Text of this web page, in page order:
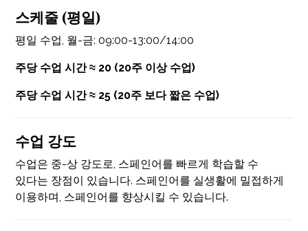
스케줄 (평일)
평일 수업, 월-금: 09:00-13:00/14:00
주당 수업 시간 ≈ 20 (20주 이상 수업)
주당 수업 시간 ≈ 25 (20주 보다 짧은 수업)
수업 강도
수업은 중-상 강도로, 스페인어를 빠르게 학습할 수
있다는 장점이 있습니다. 스페인어를 실생활에 밀접하게
이용하며, 스페인어를 향상시킬 수 있습니다.